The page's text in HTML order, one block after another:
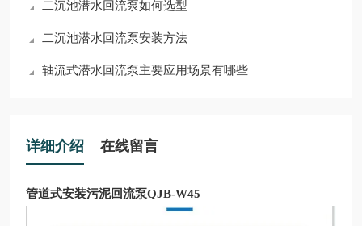
二沉池潜水回流泵如何选型
二沉池潜水回流泵安装方法
轴流式潜水回流泵主要应用场景有哪些
详细介绍 在线留言
管道式安装污泥回流泵QJB-W45